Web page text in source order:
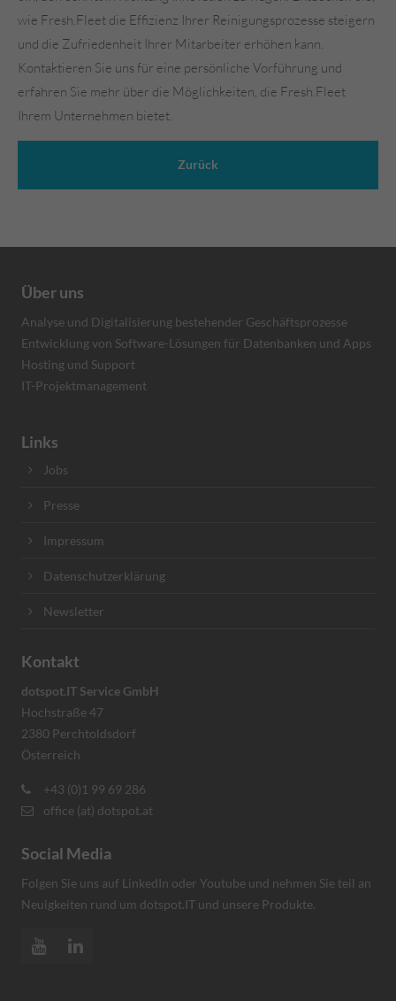
wie Fresh.Fleet die Effizienz Ihrer Reinigungsprozesse steigern
und die Zufriedenheit Ihrer Mitarbeiter erhöhen kann.
Kontaktieren Sie uns für eine persönliche Vorführung und
erfahren Sie mehr über die Möglichkeiten, die Fresh.Fleet
Ihrem Unternehmen bietet.
Zurück
Über uns
Analyse und Digitalisierung bestehender Geschäftsprozesse
Entwicklung von Software-Lösungen für Datenbanken und Apps
Hosting und Support
IT-Projektmanagement
Links
Jobs
Presse
Impressum
Datenschutzerklärung
Newsletter
Kontakt
dotspot.IT Service GmbH
Hochstraße 47
2380 Perchtoldsdorf
Österreich
+43 (0)1 99 69 286
office (at) dotspot.at
Social Media
Folgen Sie uns auf LinkedIn oder Youtube und nehmen Sie teil an
Neuigkeiten rund um dotspot.IT und unsere Produkte.